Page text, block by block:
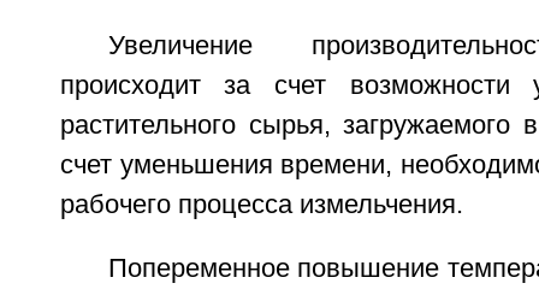
Увеличение
происходит за счет возможности
растительного сырья, загружаемого
счет уменьшения времени,
рабочего процесса измельчения.
Попеременное повышение